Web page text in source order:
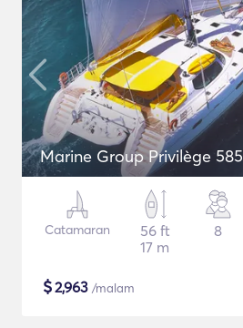
Marine Group Privilège 585
Catamaran
56 ft
17 m
8
$2,963 /malam